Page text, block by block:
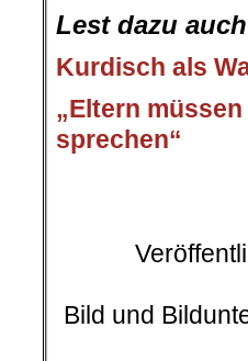
Lest dazu
Kurdisch als
„Eltern
sprechen“
Bild und